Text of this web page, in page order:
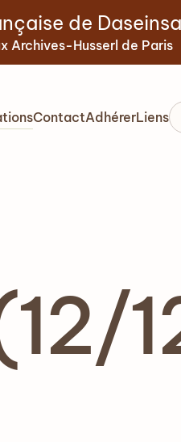
de
Archives-Husserl de Paris
ContactAdhérerLiens